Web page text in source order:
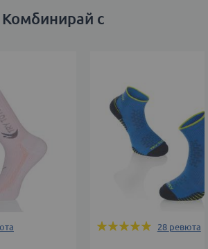
Комбинирай с
Оценка:
28 ревюта